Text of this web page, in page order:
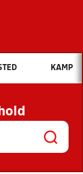
du søge efter?
NYHEDER
OG
KAMP